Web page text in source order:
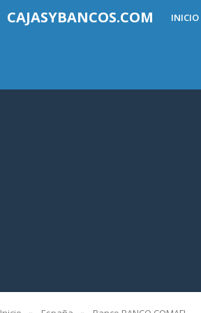
CAJASYBANCOS.COM INICIO